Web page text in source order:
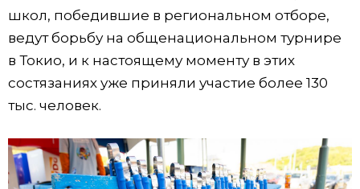
школ, победившие в региональном отборе,
ведут борьбу на общенациональном турнире
в Токио, и к настоящему моменту в этих
состязаниях уже приняли участие более 130
тыс. человек.